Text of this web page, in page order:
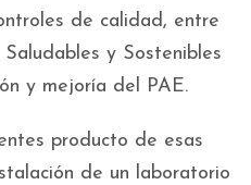
de calidad, entre
y Sostenibles
y mejoría del PAE.
producto de esas
de un laboratorio